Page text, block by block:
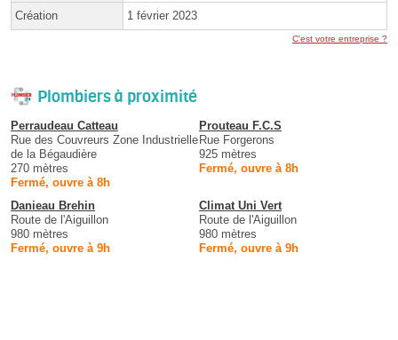
Création 1 février 2023
C'est votre entreprise ?
Plombiers à proximité
Perraudeau Catteau
Rue des Couvreurs Zone Industrielle
de la Bégaudière
270 mètres
Fermé, ouvre à 8h
Prouteau F.C.S
Rue Forgerons
925 mètres
Fermé, ouvre à 8h
Danieau Brehin
Route de l'Aiguillon
980 mètres
Fermé, ouvre à 9h
Climat Uni Vert
Route de l'Aiguillon
980 mètres
Fermé, ouvre à 9h